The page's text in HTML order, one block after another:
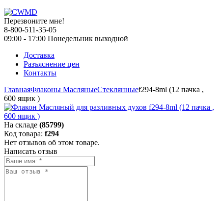
Перезвоните мне!
8-800-511-35-05
09:00 - 17:00 Понедельник выходной
Доставка
Разъяснение цен
Контакты
ГлавнаяФлаконы МасляныеСтеклянныеf294-8ml (12 пачка ,
600 ящик )
На складе (85799)
Код товара: f294
Нет отзывов об этом товаре.
Написать отзыв